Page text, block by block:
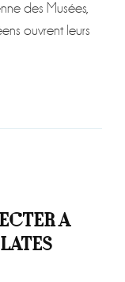
des Musées,
ouvrent leurs
A